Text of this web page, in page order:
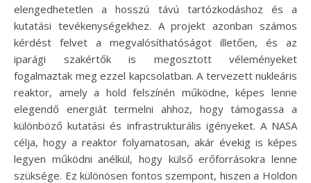
elengedhetetlen a hosszú távú tartózkodáshoz és a
kutatási tevékenységekhez. A projekt azonban számos
kérdést felvet a megvalósíthatóságot illetően, és az
iparági szakértők is megosztott véleményeket
fogalmaztak meg ezzel kapcsolatban. A tervezett nukleáris
reaktor, amely a hold felszínén működne, képes lenne
elegendő energiát termelni ahhoz, hogy támogassa a
különböző kutatási és infrastrukturális igényeket. A NASA
célja, hogy a reaktor folyamatosan, akár évekig is képes
legyen működni anélkül, hogy külső erőforrásokra lenne
szüksége. Ez különösen fontos szempont, hiszen a Holdon